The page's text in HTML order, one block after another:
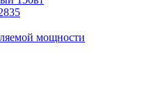
мощности